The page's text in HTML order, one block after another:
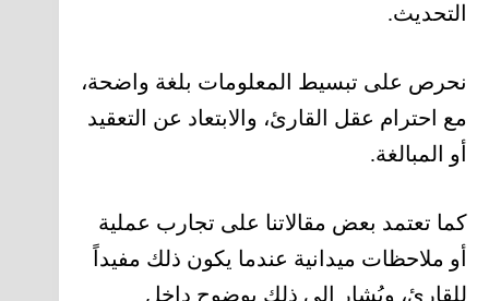
التحديث.
نحرص على تبسيط المعلومات بلغة واضحة،
مع احترام عقل القارئ، والابتعاد عن التعقيد
أو المبالغة.
كما تعتمد بعض مقالاتنا على تجارب عملية
أو ملاحظات ميدانية عندما يكون ذلك مفيداً
للقارئ، ويُشار إلى ذلك بوضوح داخل